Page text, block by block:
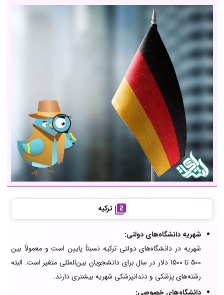
ترکیه
شهریه دانشگاه‌های دولتی:
شهریه در دانشگاه‌های دولتی ترکیه نسبتاً پایین است و معمولاً بین
500 تا 1500 دلار در سال برای دانشجویان بین‌المللی متغیر است. البته
رشته‌های پزشکی و دندانپزشکی شهریه بیشتری دارند.
دانشگاه‌های خصوصی: